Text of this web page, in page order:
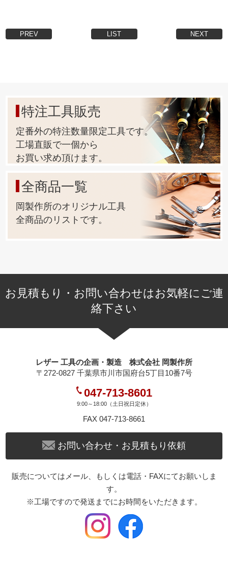
PREV LIST NEXT
特注工具販売
定番外の特注数量限定工具です。
工場直販で一個から
お買い求め頂けます。
全商品一覧
岡製作所のオリジナル工具
全商品のリストです。
お見積もり・お問い合わせはお気軽にご連
絡下さい
レザー 工具の企画・製造 株式会社 岡製作所
〒272-0827 千葉県市川市国府台5丁目10番7号
047-713-8601
9:00～18:00（土日祝日定休）
FAX 047-713-8661
お問い合わせ・お見積もり依頼
販売についてはメール、もしくは電話・FAXにてお願いしま
す。
※工場ですので発送までにお時間をいただきます。